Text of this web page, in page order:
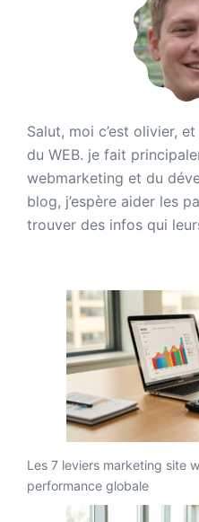
Salut, moi c’est olivier,
du WEB. je fait
webmarketing et du
blog, j’espère aider les
trouver des infos qui
Les 7 leviers marketing site
performance globale